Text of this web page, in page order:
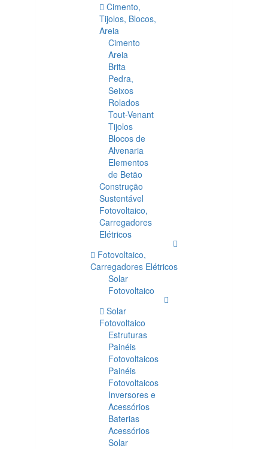
Cimento,
Tijolos, Blocos,
Areia
Cimento
Areia
Brita
Pedra,
Seixos
Rolados
Tout-Venant
Tijolos
Blocos de
Alvenaria
Elementos
de Betão
Construção
Sustentável
Fotovoltaico,
Carregadores
Elétricos
Fotovoltaico,
Carregadores Elétricos
Solar
Fotovoltaico
Solar
Fotovoltaico
Estruturas
Painéis
Fotovoltaicos
Painéis
Fotovoltaicos
Inversores e
Acessórios
Baterias
Acessórios
Solar